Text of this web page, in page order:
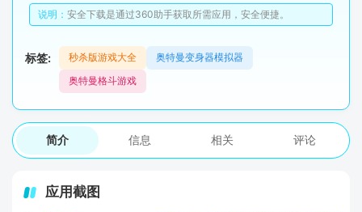
说明： 安全下载是通过360助手获取所需应用，安全便捷。
标签: 秒杀版游戏大全
奥特曼变身器模拟器
奥特曼格斗游戏
简介 信息 相关 评论
应用截图